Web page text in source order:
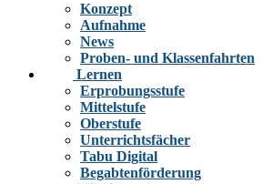
Konzept
Aufnahme
News
Proben- und Klassenfahrten
Lernen
Erprobungsstufe
Mittelstufe
Oberstufe
Unterrichtsfächer
Tabu Digital
Begabtenförderung